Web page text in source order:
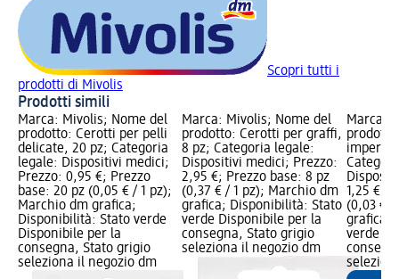
Scopri tutti i
prodotti di Mivolis
Prodotti simili
Marca: Mivolis; Nome del
prodotto: Cerotti per pelli
delicate, 20 pz; Categoria
legale: Dispositivi medici;
Prezzo: 0,95 €; Prezzo
base: 20 pz (0,05 € / 1 pz);
Marchio dm grafica;
Disponibilità: Stato verde
Disponibile per la
consegna, Stato grigio
seleziona il negozio dm
Marca: Mivolis; Nome del
prodotto: Cerotti per graffi,
8 pz; Categoria legale:
Dispositivi medici; Prezzo:
2,95 €; Prezzo base: 8 pz
(0,37 € / 1 pz); Marchio dm
grafica; Disponibilità: Stato
verde Disponibile per la
consegna, Stato grigio
seleziona il negozio dm
Marca:
1,25 €;
(0,03 € /
grafica;
verde